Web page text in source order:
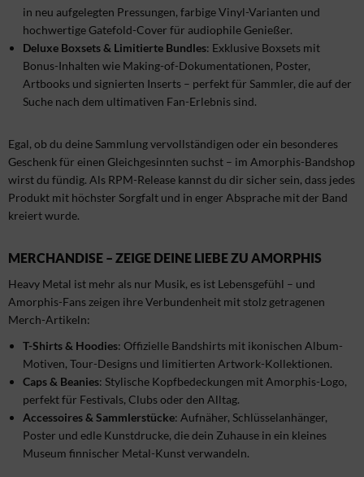
in neu aufgelegten Pressungen, farbige Vinyl-Varianten und
hochwertige Gatefold-Cover für audiophile Genießer.
Deluxe Boxsets & Limitierte Bundles: Exklusive Boxsets mit
Bonus-Inhalten wie Making-of-Dokumentationen, Poster,
Artbooks und signierten Inserts – perfekt für Sammler, die auf der
Suche nach dem ultimativen Fan-Erlebnis sind.
Egal, ob du deine Sammlung vervollständigen oder ein besonderes
Geschenk für einen Gleichgesinnten suchst – im Amorphis-Bandshop
wirst du fündig. Als RPM-Release kannst du dir sicher sein, dass jedes
Produkt mit höchster Sorgfalt und in enger Absprache mit der Band
kreiert wurde.
MERCHANDISE – ZEIGE DEINE LIEBE ZU AMORPHIS
Heavy Metal ist mehr als nur Musik, es ist Lebensgefühl – und
Amorphis-Fans zeigen ihre Verbundenheit mit stolz getragenen
Merch-Artikeln:
T-Shirts & Hoodies: Offizielle Bandshirts mit ikonischen Album-
Motiven, Tour-Designs und limitierten Artwork-Kollektionen.
Caps & Beanies: Stylische Kopfbedeckungen mit Amorphis-Logo,
perfekt für Festivals, Clubs oder den Alltag.
Accessoires & Sammlerstücke: Aufnäher, Schlüsselanhänger,
Poster und edle Kunstdrucke, die dein Zuhause in ein kleines
Museum finnischer Metal-Kunst verwandeln.